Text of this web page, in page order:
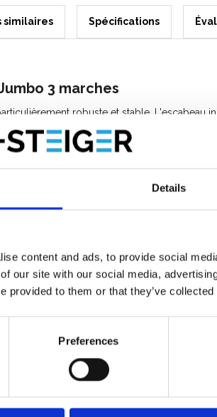
Details
content and ads, to provide social
our site with our social media,
provided to them or that they’ve
Preferences
similaires Spécifications
3 marches
robuste et stable. L'escabeau
Une poignée robuste sur un côté
et l’humidité. Elles sont dotées d'une
approuvé et certifié par l'Institut de
l'escabeau idéal pour le chargement et le
de plafonds.
les plates-formes de travail peuvent